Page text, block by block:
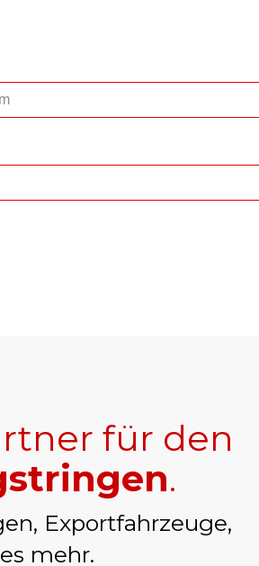
für den
.
Exportfahrzeuge,
mehr.